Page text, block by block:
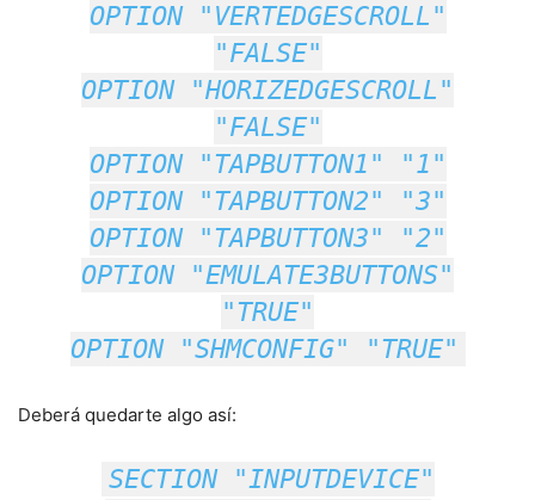
OPTION "VERTEDGESCROLL"
"FALSE"
OPTION "HORIZEDGESCROLL"
"FALSE"
OPTION "TAPBUTTON1" "1"
OPTION "TAPBUTTON2" "3"
OPTION "TAPBUTTON3" "2"
OPTION "EMULATE3BUTTONS"
"TRUE"
OPTION "SHMCONFIG" "TRUE"
Deberá quedarte algo así:
SECTION "INPUTDEVICE"